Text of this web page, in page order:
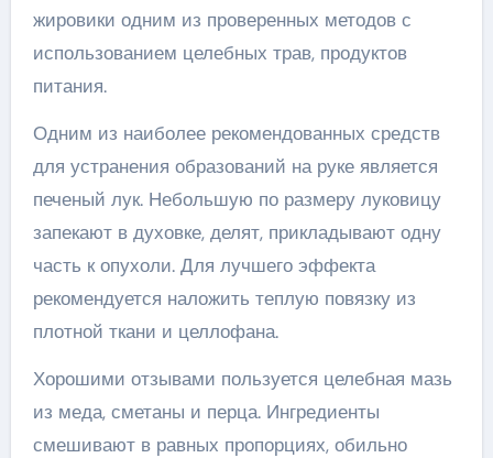
жировики одним из проверенных методов с
использованием целебных трав, продуктов
питания.
Одним из наиболее рекомендованных средств
для устранения образований на руке является
печеный лук. Небольшую по размеру луковицу
запекают в духовке, делят, прикладывают одну
часть к опухоли. Для лучшего эффекта
рекомендуется наложить теплую повязку из
плотной ткани и целлофана.
Хорошими отзывами пользуется целебная мазь
из меда, сметаны и перца. Ингредиенты
смешивают в равных пропорциях, обильно